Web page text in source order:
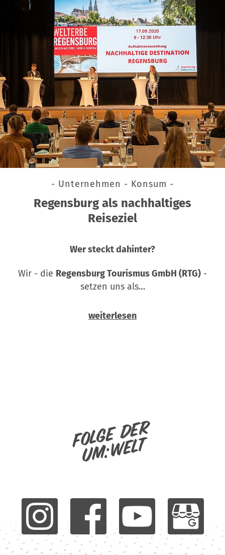
- Unternehmen - Konsum -
Regensburg als nachhaltiges
Reiseziel
Wer steckt dahinter?
Wir - die Regensburg Tourismus GmbH (RTG) -
setzen uns als…
weiterlesen
Folge der
um:welt